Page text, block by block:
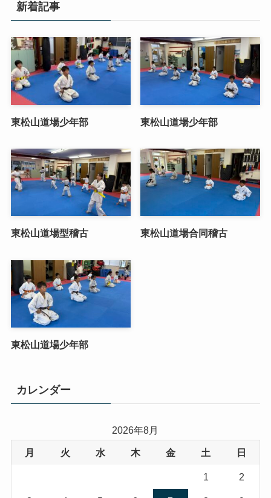
新着記事
東松山道場少年部 東松山道場少年部
東松山道場型稽古 東松山道場合同稽古
東松山道場少年部
カレンダー
2026年8月
月 火 水 木 金 土 日
1 2